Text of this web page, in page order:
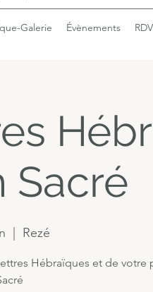
Galerie Évènements
Sacré
  |
Rezé
Hébraïques et de votre